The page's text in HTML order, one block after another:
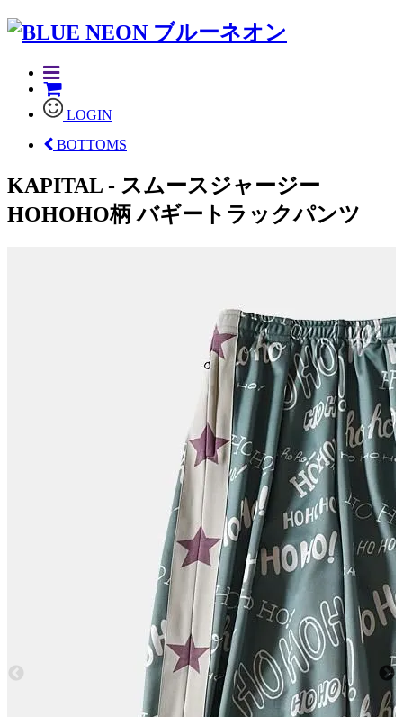
LOGIN
BOTTOMS
KAPITAL - スムースジャージー
HOHOHO柄 バギートラックパンツ